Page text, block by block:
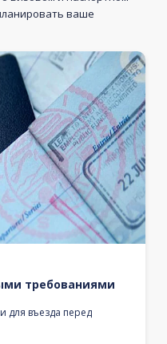
ваше
требованиями
для въезда перед